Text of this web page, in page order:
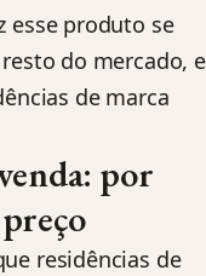
esse produto se
do mercado, e
de marca
por
residências de